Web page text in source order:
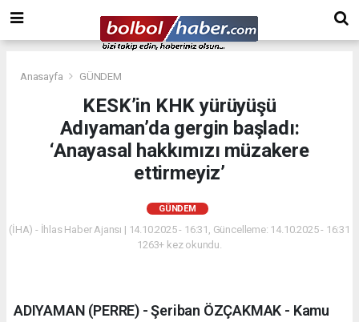
Anasayfa GÜNDEM
KESK’in KHK yürüyüşü
Adıyaman’da gergin başladı:
‘Anayasal hakkımızı müzakere
ettirmeyiz’
GÜNDEM
(İHA) - İhlas Haber Ajansı | 14.10.2025 - 16:31, Güncelleme: 14.10.2025 - 16:31
1263+ kez okundu.
ADIYAMAN (PERRE) - Şeriban ÖZÇAKMAK - Kamu